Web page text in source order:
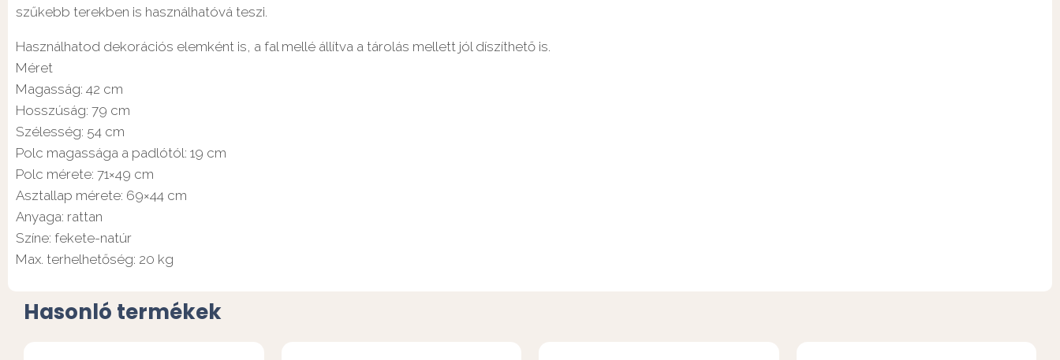
szűkebb terekben is használhatóvá teszi.
Használhatod dekorációs elemként is, a fal mellé állítva a tárolás mellett jól díszíthető is.
Méret
Magasság: 42 cm
Hosszúság: 79 cm
Szélesség: 54 cm
Polc magassága a padlótól: 19 cm
Polc mérete: 71×49 cm
Asztallap mérete: 69×44 cm
Anyaga: rattan
Színe: fekete-natúr
Max. terhelhetőség: 20 kg
Hasonló termékek